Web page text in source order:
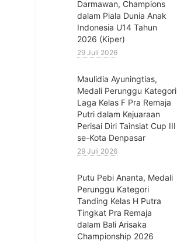
Darmawan, Champions
dalam Piala Dunia Anak
Indonesia U14 Tahun
2026 (Kiper)
29 Juli 2026
⁠Maulidia Ayuningtias,
Medali Perunggu Kategori
Laga Kelas F Pra Remaja
Putri dalam Kejuaraan
Perisai Diri Tainsiat Cup III
se-Kota Denpasar
29 Juli 2026
Putu Pebi Ananta, Medali
Perunggu Kategori
Tanding Kelas H Putra
Tingkat Pra Remaja
dalam Bali Arisaka
Championship 2026